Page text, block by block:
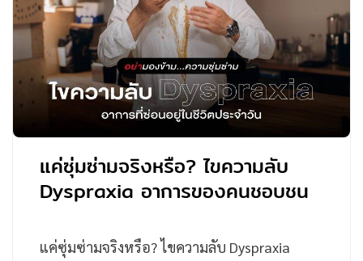
แค่ซุ่มซ่ามจริงหรือ? ไขความลับ
Dyspraxia อาการของคนชอบชน
แค่ซุ่มซ่ามจริงหรือ? ไขความลับ Dyspraxia